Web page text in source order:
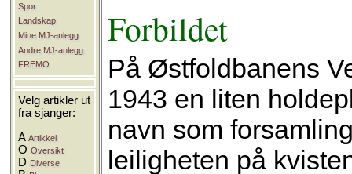
Spor
Landskap
Mine MJ-anlegg
Andre MJ-anlegg
FREMO
Velg artikler ut
fra sjanger:
AArtikkel
OOversikt
D Diverse
Forbildet
På Østfoldbanens
1943 en liten
navn som
leiligheten på